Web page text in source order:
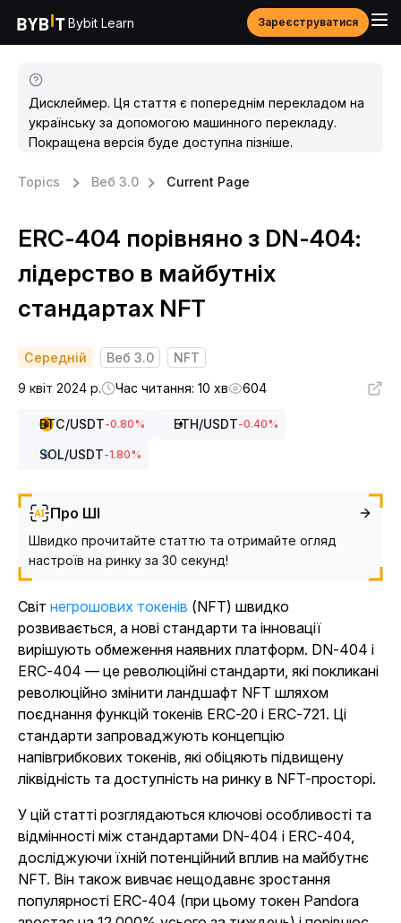
Bybit Learn Зареєструватися
Дисклеймер. Ця стаття є попереднім перекладом на
українську за допомогою машинного перекладу.
Покращена версія буде доступна пізніше.
Topics Веб 3.0 Current Page
ERC-404 порівняно з DN-404:
лідерство в майбутніх
стандартах NFT
Середній Веб 3.0
NFT
9 квіт 2024 р.
Час читання: 10 хв 604
BTC/USDT-0.80% ETH/USDT-0.40%
SOL/USDT-1.80%
Про ШІ
Швидко прочитайте статтю та отримайте огляд
настроїв на ринку за 30 секунд!
Світ негрошових токенів (NFT) швидко
розвивається, а нові стандарти та інновації
вирішують обмеження наявних платформ. DN-404 і
ERC-404 — це революційні стандарти, які покликані
революційно змінити ландшафт NFT шляхом
поєднання функцій токенів ERC-20 і ERC-721. Ці
стандарти запроваджують концепцію
напівгрибкових токенів, які обіцяють підвищену
ліквідність та доступність на ринку в NFT-просторі.
У цій статті розглядаються ключові особливості та
відмінності між стандартами DN-404 і ERC-404,
досліджуючи їхній потенційний вплив на майбутнє
NFT. Він також вивчає нещодавнє зростання
популярності ERC-404 (при цьому токен Pandora